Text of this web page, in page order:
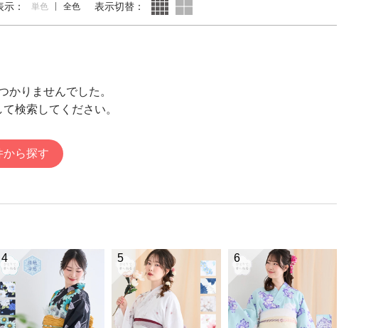
： 単色 全色 表示切替：
かりませんでした。
検索してください。
から探す
4 5 6